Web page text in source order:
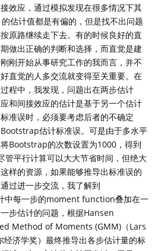
效应，通过模拟发现在很多情况下其
估计值都是有偏的，但是找不出问题
原路继续走下去。有的时候良好的直
做出正确的判断和选择，而直觉是建
刚开始从事研究工作的我而言，并不
直觉的人多交流就变得至关重要。在
程中，我发现，问题出在两步估计
和间接效应的估计是基于另一个估计
准误时，必须要考虑后者的不确定
估计标准误。可是由于多水平
Bootstrap的次数设置为1000，得到
管平行计算可以大大节省时间，但绝大
样的资源，如果能够推导出标准误的
过进一步交流，我了解到
中每一步的moment function叠加在一
步估计的问题，根据Hansen
Method of Moments (GMM)（Lars
济学奖）最终推导出各步估计量的标